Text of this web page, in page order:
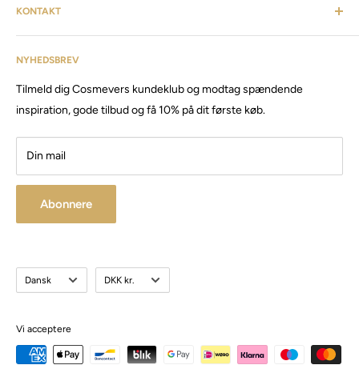
finde alt fra frisørartikler, barberudstyr, personlig pleje,
inventar & listen fortsætter. Cosmevers er etableret i 2020, vi
har siden da solgt produkter og maskiner, til både privat &
Besøg vores store butik / showroom i Brabrand.
NYHEDSBREV
Tilmeld dig Cosmevers kundeklub og modtag spændende
inspiration, gode tilbud og få 10% på dit første køb.
Din mail
Abonnere
KONTAKT
Kundeservice: tlf:26 20 40 76
CVR:41 50 56 21
Sprog
Dansk Valuta
DKK kr.
Vi acceptere